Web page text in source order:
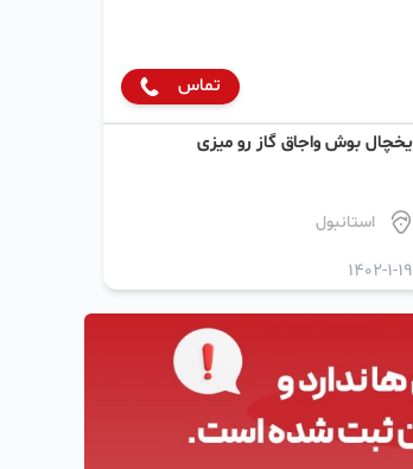
تماس
یخچال بوش واجاق گاز رو میزی
استانبول
1402-1-19